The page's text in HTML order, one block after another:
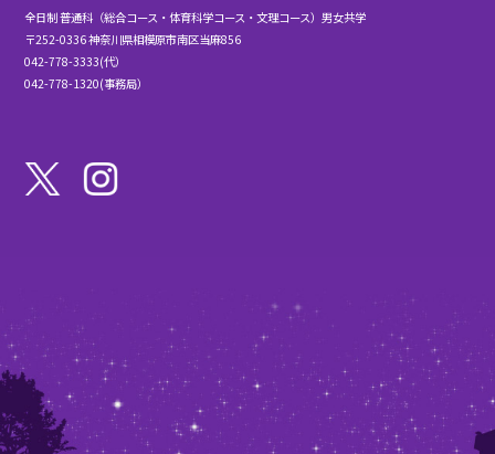
全日制 普通科（総合コース・体育科学コース・文理コース）男女共学
〒252-0336 神奈川県相模原市南区当麻856
042-778-3333(代）
042-778-1320(事務局）